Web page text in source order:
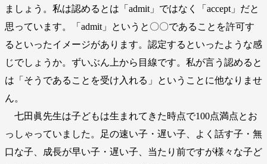
ましょう。私は認めるとは「admit」ではなく「accept」だと
思っています。「admit」というと〇〇であることを許可す
るといったイメージがあります。認定するといったような感
じでしょうか。ずいぶん上から目線です。私が言う認めると
は「そうであることを受け入れる」ということに他なりませ
ん。
七田眞先生は子どもは生まれてきた時点で100点満点とお
っしゃっていました。足の速い子・遅い子、よく話す子・無
口な子、成長が早い子・遅い子、当たり前ですが様々な子ど